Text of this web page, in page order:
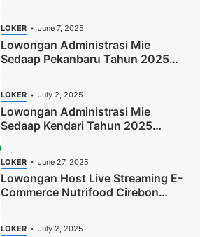
LOKER June 7, 2025
Lowongan Administrasi Mie
Sedaap Pekanbaru Tahun 2025
LOKER July 2, 2025
Lowongan Administrasi Mie
Sedaap Kendari Tahun 2025
LOKER June 27, 2025
Lowongan Host Live Streaming E-
Commerce Nutrifood Cirebon
LOKER July 2, 2025